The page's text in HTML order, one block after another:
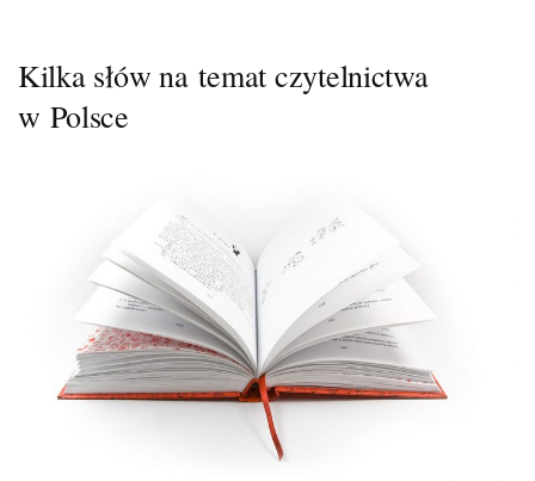
Kilka słów na temat czytelnictwa
w Polsce